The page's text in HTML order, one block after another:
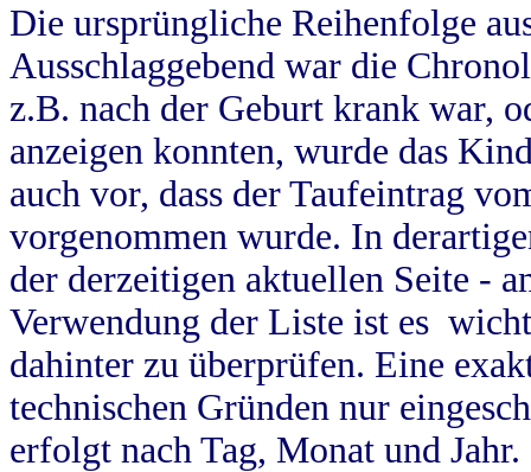
Die ursprüngliche Reihenfolge
Ausschlaggebend war die
z.B. nach der Geburt krank war,
anzeigen konnten, wurde das
auch vor, dass der Taufeintrag
vorgenommen wurde. In
der derzeitigen aktuellen Seite -
Verwendung der Liste ist es
dahinter zu überprüfen. Eine
technischen Gründen nur
erfolgt nach Tag, Monat und Jahr.